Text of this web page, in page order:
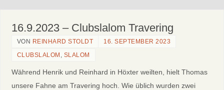
16.9.2023 – Clubslalom Travering
VON REINHARD STOLDT
16. SEPTEMBER 2023
CLUBSLALOM
SLALOM
Während Henrik und Reinhard in Höxter weilten, hielt Thomas
unsere Fahne am Travering hoch. Wie üblich wurden zwei